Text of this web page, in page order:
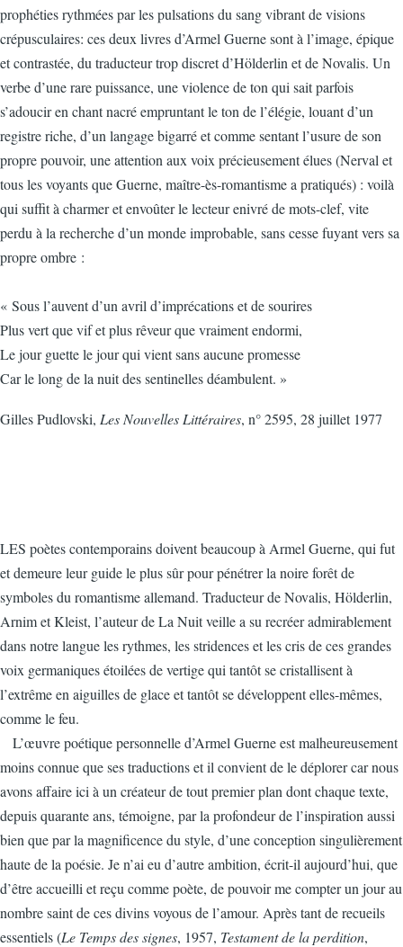
prophéties rythmées par les pulsations du sang vibrant de visions
crépusculaires: ces deux livres d’Armel Guerne sont à l’image, épique
et contrastée, du traducteur trop discret d’Hölderlin et de Novalis. Un
verbe d’une rare puissance, une violence de ton qui sait parfois
s’adoucir en chant nacré empruntant le ton de l’élégie, louant d’un
registre riche, d’un langage bigarré et comme sentant l’usure de son
propre pouvoir, une attention aux voix précieusement élues (Nerval et
tous les voyants que Guerne, maître-ès-romantisme a pratiqués) : voilà
qui suffit à charmer et envoûter le lecteur enivré de mots-clef, vite
perdu à la recherche d’un monde improbable, sans cesse fuyant vers sa
propre ombre :
« Sous l’auvent d’un avril d’imprécations et de sourires
Plus vert que vif et plus rêveur que vraiment endormi,
Le jour guette le jour qui vient sans aucune promesse
Car le long de la nuit des sentinelles déambulent. »
Gilles Pudlovski, Les Nouvelles Littéraires, n° 2595, 28 juillet 1977
LES poètes contemporains doivent beaucoup à Armel Guerne, qui fut
et demeure leur guide le plus sûr pour pénétrer la noire forêt de
symboles du romantisme allemand. Traducteur de Novalis, Hölderlin,
Arnim et Kleist, l’auteur de La Nuit veille a su recréer admirablement
dans notre langue les rythmes, les stridences et les cris de ces grandes
voix germaniques étoilées de vertige qui tantôt se cristallisent à
l’extrême en aiguilles de glace et tantôt se développent elles-mêmes,
comme le feu.
L’œuvre poétique personnelle d’Armel Guerne est malheureusement
moins connue que ses traductions et il convient de le déplorer car nous
avons affaire ici à un créateur de tout premier plan dont chaque texte,
depuis quarante ans, témoigne, par la profondeur de l’inspiration aussi
bien que par la magnificence du style, d’une conception singulièrement
haute de la poésie. Je n’ai eu d’autre ambition, écrit-il aujourd’hui, que
d’être accueilli et reçu comme poète, de pouvoir me compter un jour au
nombre saint de ces divins voyous de l’amour. Après tant de recueils
essentiels (Le Temps des signes, 1957, Testament de la perdition,